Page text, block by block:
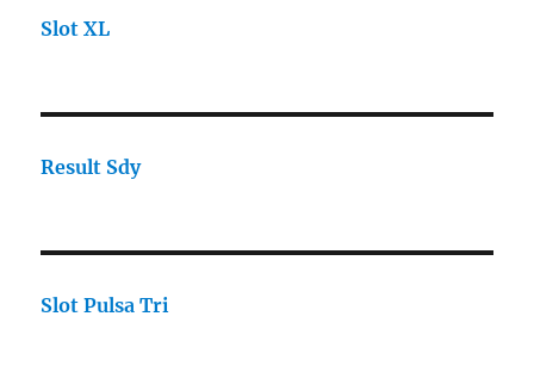
Slot XL
Result Sdy
Slot Pulsa Tri